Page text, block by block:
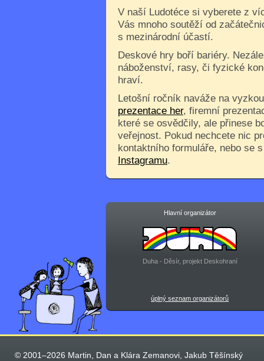
V naší Ludotéce si vyberete z
Vás mnoho soutěží od
s mezinárodní účastí.
Deskové hry boří bariéry.
náboženství, rasy, či fyzické
hraví.
Letošní ročník naváže na
prezentace her, firemní
které se osvědčily, ale přinese
veřejnost. Pokud nechcete nic
kontaktního formuláře, nebo se
Instagramu.
Hlavní organizátor
Duha - Děsír, projekt Deskohraní
úplný seznam organizátorů
© 2001–2026 Martin, Dan a Klára Zemanovi, Jakub Těšínský